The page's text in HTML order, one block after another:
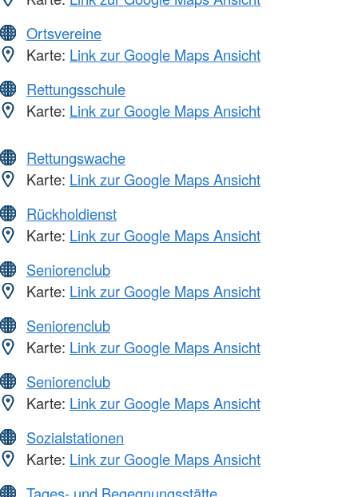
Ortsvereine
Karte: Link zur Google Maps Ansicht
Rettungsschule
Karte: Link zur Google Maps Ansicht
Rettungswache
Karte: Link zur Google Maps Ansicht
Rückholdienst
Karte: Link zur Google Maps Ansicht
Seniorenclub
Karte: Link zur Google Maps Ansicht
Seniorenclub
Karte: Link zur Google Maps Ansicht
Seniorenclub
Karte: Link zur Google Maps Ansicht
Sozialstationen
Karte: Link zur Google Maps Ansicht